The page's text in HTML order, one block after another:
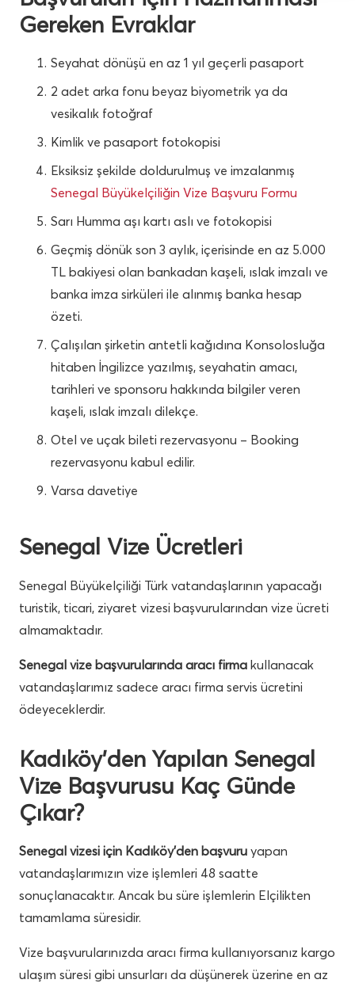
Gereken Evraklar
Seyahat dönüşü en az 1 yıl geçerli pasaport
2 adet arka fonu beyaz biyometrik ya da
vesikalık fotoğraf
Kimlik ve pasaport fotokopisi
Eksiksiz şekilde doldurulmuş ve imzalanmış
Senegal Büyükelçiliğin Vize Başvuru Formu
Sarı Humma aşı kartı aslı ve fotokopisi
Geçmiş dönük son 3 aylık, içerisinde en az 5.000
TL bakiyesi olan bankadan kaşeli, ıslak imzalı ve
banka imza sirküleri ile alınmış banka hesap
özeti.
Çalışılan şirketin antetli kağıdına Konsolosluğa
hitaben İngilizce yazılmış, seyahatin amacı,
tarihleri ve sponsoru hakkında bilgiler veren
kaşeli, ıslak imzalı dilekçe.
Otel ve uçak bileti rezervasyonu – Booking
rezervasyonu kabul edilir.
Varsa davetiye
Senegal Vize Ücretleri
Senegal Büyükelçiliği Türk vatandaşlarının yapacağı
turistik, ticari, ziyaret vizesi başvurularından vize ücreti
almamaktadır.
Senegal vize başvurularında aracı firma kullanacak
vatandaşlarımız sadece aracı firma servis ücretini
ödeyeceklerdir.
Kadıköy’den Yapılan Senegal
Vize Başvurusu Kaç Günde
Çıkar?
Senegal vizesi için Kadıköy’den başvuru yapan
vatandaşlarımızın vize işlemleri 48 saatte
sonuçlanacaktır. Ancak bu süre işlemlerin Elçilikten
tamamlama süresidir.
Vize başvurularınızda aracı firma kullanıyorsanız kargo
ulaşım süresi gibi unsurları da düşünerek üzerine en az